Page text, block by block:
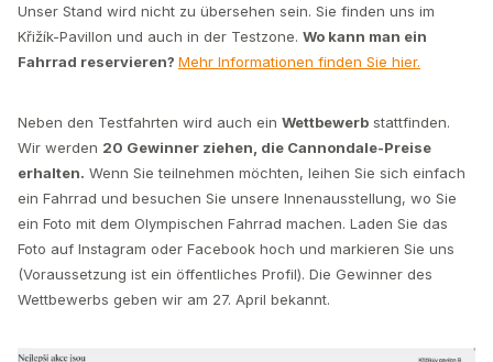
Unser Stand wird nicht zu übersehen sein. Sie finden uns im
Křižík-Pavillon und auch in der Testzone. Wo kann man ein
Fahrrad reservieren? Mehr Informationen finden Sie hier.
Neben den Testfahrten wird auch ein Wettbewerb stattfinden.
Wir werden 20 Gewinner ziehen, die Cannondale-Preise
erhalten. Wenn Sie teilnehmen möchten, leihen Sie sich einfach
ein Fahrrad und besuchen Sie unsere Innenausstellung, wo Sie
ein Foto mit dem Olympischen Fahrrad machen. Laden Sie das
Foto auf Instagram oder Facebook hoch und markieren Sie uns
(Voraussetzung ist ein öffentliches Profil). Die Gewinner des
Wettbewerbs geben wir am 27. April bekannt.